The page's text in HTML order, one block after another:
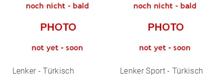
Lenker - Türkisch Lenker Sport - Türkisch